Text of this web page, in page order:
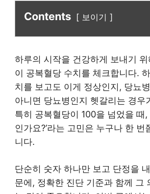
Contents 보이기
하루의 시작을 건강하게 보내기
이 공복혈당 수치를 체크합니다.
치를 보고도 이게 정상인지, 당뇨
아니면 당뇨병인지 헷갈리는 경우
특히 공복혈당이 100을 넘었을 때,
인가요?’라는 고민은 누구나 한 번
니다.
단순히 숫자 하나만 보고 단정을
문에, 정확한 진단 기준과 함께 그